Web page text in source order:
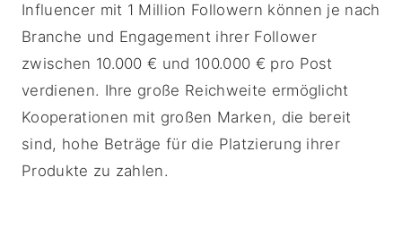
Influencer mit 1 Million Followern können je nach
Branche und Engagement ihrer Follower
zwischen 10.000 € und 100.000 € pro Post
verdienen. Ihre große Reichweite ermöglicht
Kooperationen mit großen Marken, die bereit
sind, hohe Beträge für die Platzierung ihrer
Produkte zu zahlen.